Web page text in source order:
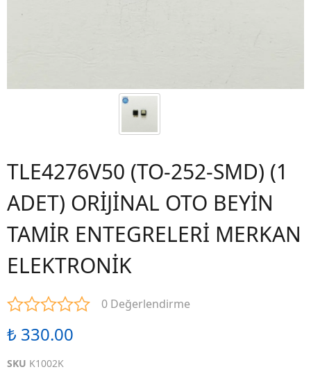
TLE4276V50 (TO-252-SMD) (1
ADET) ORİJİNAL OTO BEYİN
TAMİR ENTEGRELERİ MERKAN
ELEKTRONİK
0 Değerlendirme
₺ 330.00
SKU K1002K